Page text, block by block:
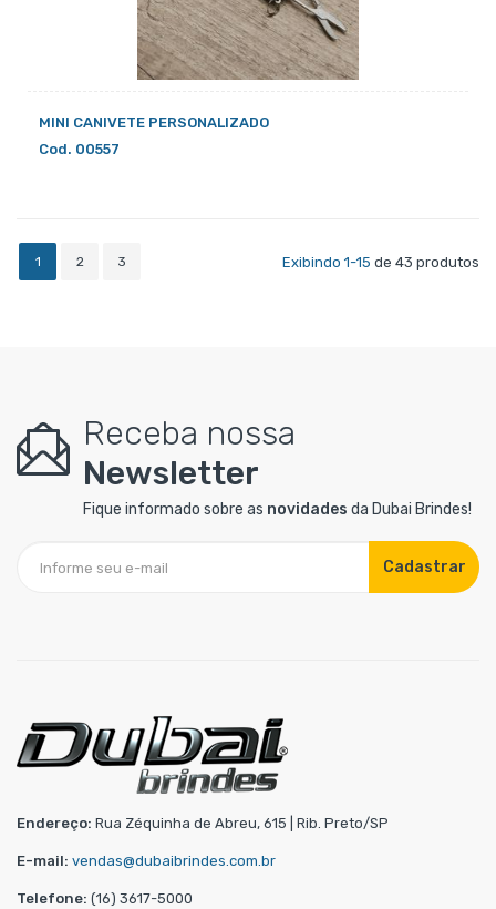
MINI CANIVETE PERSONALIZADO
Cod. 00557
1 2 3 Exibindo 1-15 de 43 produtos
Receba nossa
Newsletter
Fique informado sobre as novidades da Dubai Brindes!
Cadastrar
Endereço: Rua Zéquinha de Abreu, 615 | Rib. Preto/SP
E-mail: vendas@dubaibrindes.com.br
Telefone: (16) 3617-5000